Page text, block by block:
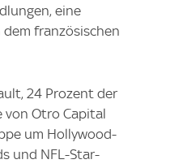
eine
französischen
24 Prozent der
von Otro Capital
um Hollywood-
und NFL-Star-